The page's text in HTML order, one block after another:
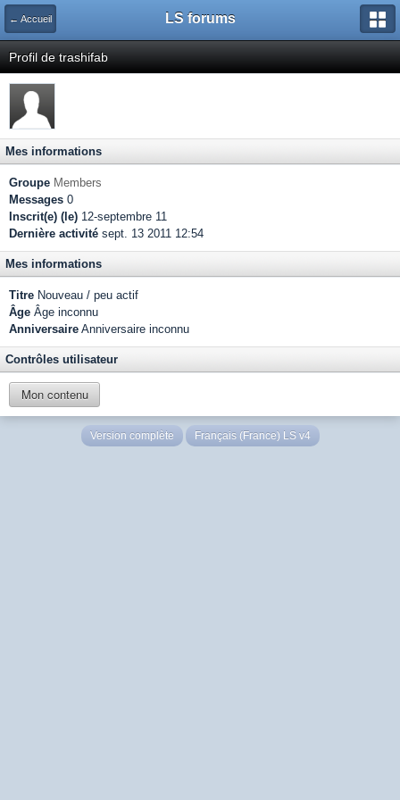
← Accueil LS forums
Profil de trashifab
Mes informations
Groupe Members
Messages 0
Inscrit(e) (le) 12-septembre 11
Dernière activité sept. 13 2011 12:54
Mes informations
Titre Nouveau / peu actif
Âge Âge inconnu
Anniversaire Anniversaire inconnu
Contrôles utilisateur
Mon contenu
Version complète Français (France) LS v4